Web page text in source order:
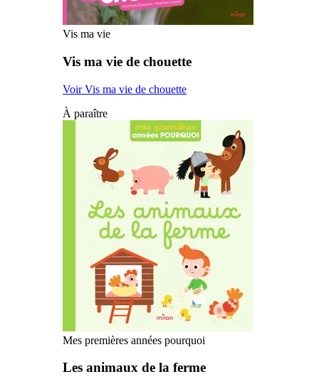
Vis ma vie
Vis ma vie de chouette
Voir Vis ma vie de chouette
À paraître
Mes premières années pourquoi
Les animaux de la ferme